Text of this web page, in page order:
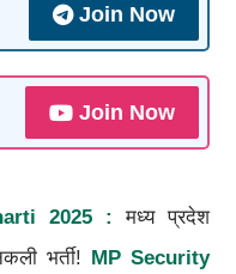
Join Now
Join Now
2025 :
मध्य प्रदेश
भर्ती! MP Security